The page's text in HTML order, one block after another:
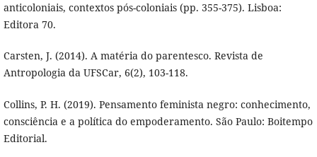
anticoloniais, contextos pós-coloniais (pp. 355-375). Lisboa:
Editora 70.
Carsten, J. (2014). A matéria do parentesco. Revista de
Antropologia da UFSCar, 6(2), 103-118.
Collins, P. H. (2019). Pensamento feminista negro: conhecimento,
consciência e a política do empoderamento. São Paulo: Boitempo
Editorial.